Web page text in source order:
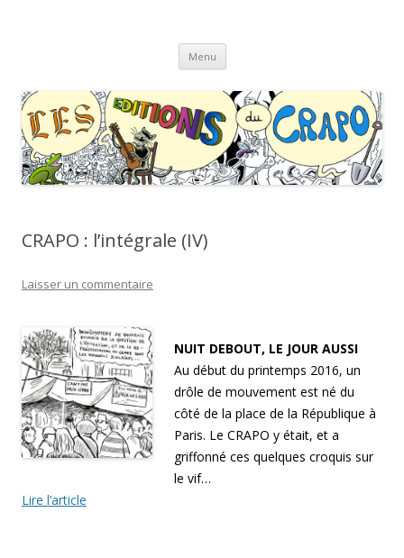
Menu Aller
contenu
CRAPO : l’intégrale (IV)
Laisser un commentaire
NUIT DEBOUT, LE JOUR AUSSI
Au début du printemps 2016, un
drôle de mouvement est né du
côté de la place de la République à
Paris. Le CRAPO y était, et a
griffonné ces quelques croquis sur
le vif…
Lire l’article